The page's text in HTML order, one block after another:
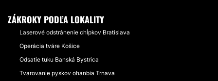
ZÁKROKY PODĽA LOKALITY
Laserové odstránenie chĺpkov Bratislava
Operácia tváre Košice
Odsatie tuku Banská Bystrica
Tvarovanie pyskov ohanbia Trnava